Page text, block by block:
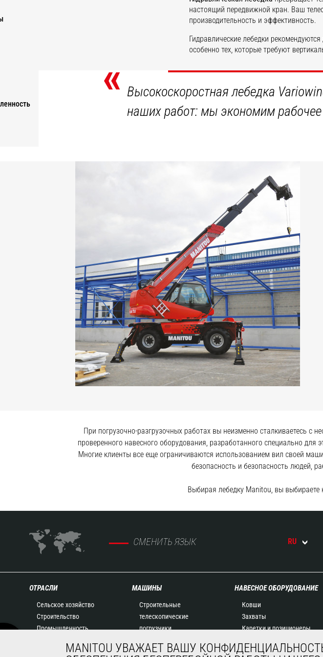
настоящий передвижной кран. Ваш
производительность и эффективность.
Гидравлические лебедки
особенно тех, которые требуют
« Высокоскоростная лебедка
наших работ: мы экономим
При погрузочно-разгрузочных работах вы неизменно сталкиваетесь с
проверенного навесного оборудования, разработанного специально для
Многие клиенты все еще ограничиваются использованием вил своей
безопасность и безопасность людей,
Выбирая лебедку Manitou, вы выбираете
СМЕНИТЬ ЯЗЫК RU
ОТРАСЛИ
Сельское хозяйство
Строительство
Промышленность
МАШИНЫ
Строительные
телескопические
погрузчики
телескопические
НАВЕСНОЕ ОБОРУДОВАНИЕ
Ковши
Захваты
Каретки и позиционеры
Краны-балки и краны
MANITOU УВАЖАЕТ ВАШУ